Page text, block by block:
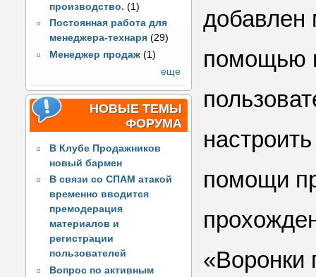
производство. (1)
Постоянная работа для
менеджера-технаря (29)
Менеджер продаж (1)
еще
НОВЫЕ ТЕМЫ
ФОРУМА
В Клубе Продажников
новый бармен
В связи со СПАМ атакой
временно вводится
премодерация
материалов и
регистрации
пользователей
Вопрос по активным
добавлен
помощью
помощи
«Воронки